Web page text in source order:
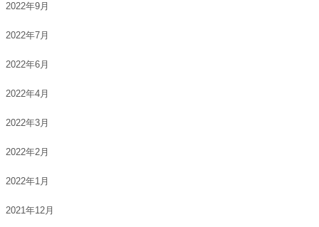
2022年9月
2022年7月
2022年6月
2022年4月
2022年3月
2022年2月
2022年1月
2021年12月